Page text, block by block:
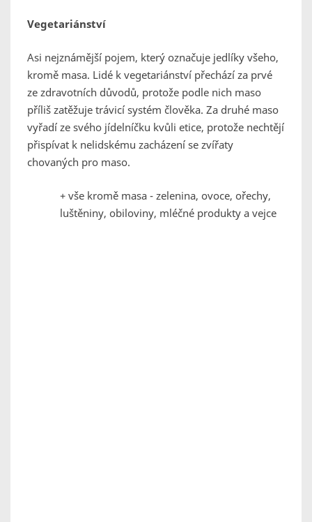
Vegetariánství
Asi nejznámější pojem, který označuje jedlíky všeho,
kromě masa. Lidé k vegetariánství přechází za prvé
ze zdravotních důvodů, protože podle nich maso
příliš zatěžuje trávicí systém člověka. Za druhé maso
vyřadí ze svého jídelníčku kvůli etice, protože nechtějí
přispívat k nelidskému zacházení se zvířaty
chovaných pro maso.
+ vše kromě masa - zelenina, ovoce, ořechy,
luštěniny, obiloviny, mléčné produkty a vejce